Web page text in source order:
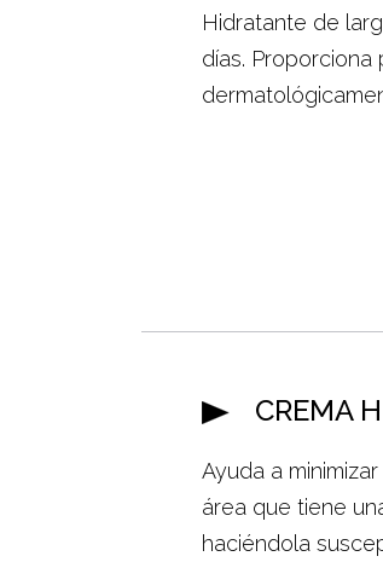
Hidratante de
días.
CREMA
Ayuda a
área que tiene
haciéndola